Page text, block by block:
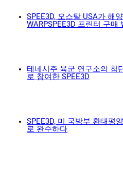
SPEE3D, 오스탈 USA가 해
WARPSPEE3D 프린터 구매
테네시주 육군 연구소의 첨
로 참여한 SPEE3D
SPEE3D, 미 국방부 환태평
로 완수하다